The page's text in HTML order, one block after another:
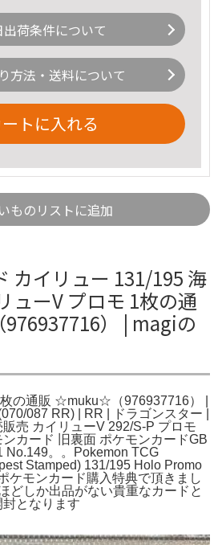
出荷条件について
方法・送料について
トに入れる
ものリストに追加
カイリュー 131/195 海
ューV プロモ 1枚の通
） | magiの
の通販 ☆muku☆（976937716） |
087 RR) | RR | ドラゴンスター |
売 カイリューV 292/S-P プロモ
ンカード 旧裏面 ポケモンカードGB
No.149。。Pokemon TCG
Stamped) 131/195 Holo Promo
ケモンカード購入特典で頂きまし
どしか出品がない貴重なカードと
となります